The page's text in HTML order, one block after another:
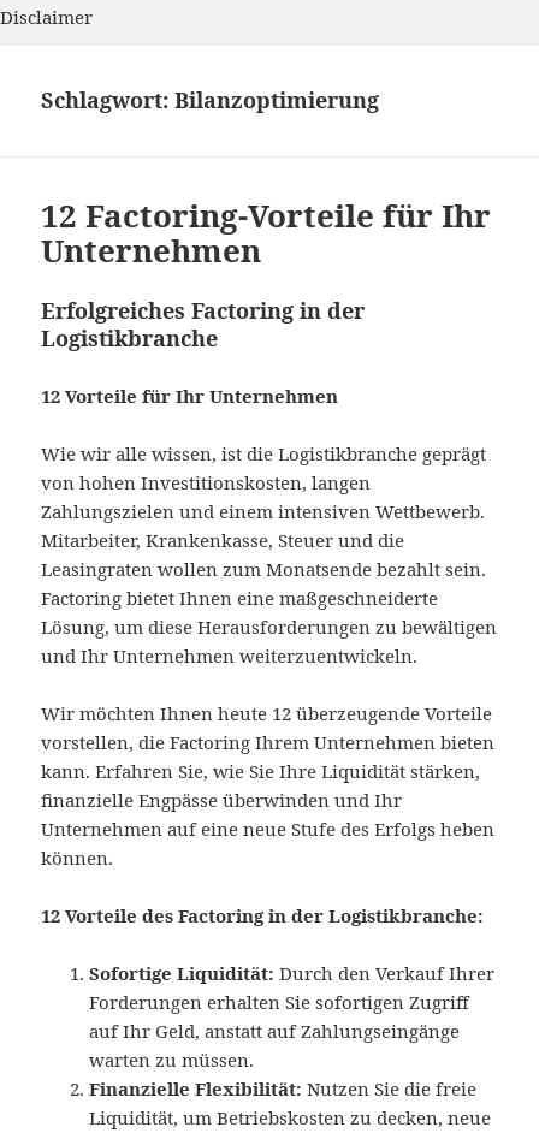
Disclaimer
Schlagwort:Bilanzoptimierung
12 Factoring-Vorteile für Ihr
Unternehmen
Erfolgreiches Factoring in der
Logistikbranche
12 Vorteile für Ihr Unternehmen
Wie wir alle wissen, ist die Logistikbranche geprägt
von hohen Investitionskosten, langen
Zahlungszielen und einem intensiven Wettbewerb.
Mitarbeiter, Krankenkasse, Steuer und die
Leasingraten wollen zum Monatsende bezahlt sein.
Factoring bietet Ihnen eine maßgeschneiderte
Lösung, um diese Herausforderungen zu bewältigen
und Ihr Unternehmen weiterzuentwickeln.
Wir möchten Ihnen heute 12 überzeugende Vorteile
vorstellen, die Factoring Ihrem Unternehmen bieten
kann. Erfahren Sie, wie Sie Ihre Liquidität stärken,
finanzielle Engpässe überwinden und Ihr
Unternehmen auf eine neue Stufe des Erfolgs heben
können.
12 Vorteile des Factoring in der Logistikbranche:
Sofortige Liquidität: Durch den Verkauf Ihrer
Forderungen erhalten Sie sofortigen Zugriff
auf Ihr Geld, anstatt auf Zahlungseingänge
warten zu müssen.
Finanzielle Flexibilität: Nutzen Sie die freie
Liquidität, um Betriebskosten zu decken, neue